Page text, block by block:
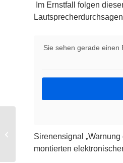
Im Ernstfall folgen
Sie sehen gerade einen
Sirenensignal
montierten
Feuerwehr